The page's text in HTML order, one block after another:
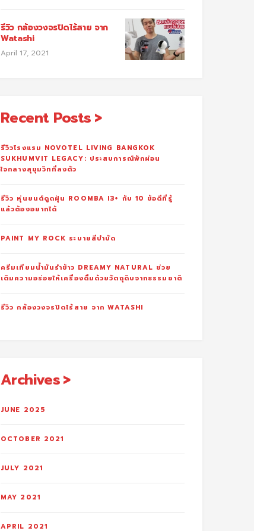
รีวิว กล้องวงจรปิดไร้สาย จาก
Watashi
April 17, 2021
Recent Posts
รีวิวโรงแรม NOVOTEL LIVING BANGKOK
SUKHUMVIT LEGACY: ประสบการณ์พักผ่อน
ใจกลางสุขุมวิทที่ลงตัว
รีวิว หุ่นยนต์ดูดฝุ่น ROOMBA I3+ กับ 10 ข้อดีที่รู้
แล้วต้องอยากได้
PAINT MY ROCK ระบายสีบำบัด
ครีมเทียมน้ำมันรำข้าว DREAMY NATURAL ช่วย
เติมความอร่อยให้เครื่องดื่มด้วยวัตถุดิบจากธรรมชาติ
รีวิว กล้องวงจรปิดไร้สาย จาก WATASHI
Archives
JUNE 2025
OCTOBER 2021
JULY 2021
MAY 2021
APRIL 2021